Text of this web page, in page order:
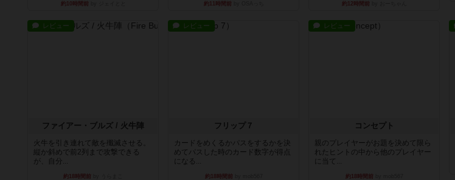
約10時間前 約11時間前 約12時間前
レビュー
ファイアー・ブルズ / 火牛陣
火牛を引き連れて敵を殲滅させる。
縦か斜めで前2列まで攻撃できる
が、自分...
約18時間前
レビュー
フリップ７
カードをめくるかパスをするかを決
めてパスした時のカード数字が得点
になる...
約18時間前
レビュー
コンセプト
親のプレイヤーがお題を決めて限ら
れたヒントの中から他のプレイヤー
に当て...
約18時間前